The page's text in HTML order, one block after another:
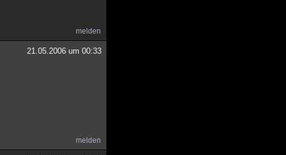
melden
21.05.2006 um 00:33
melden